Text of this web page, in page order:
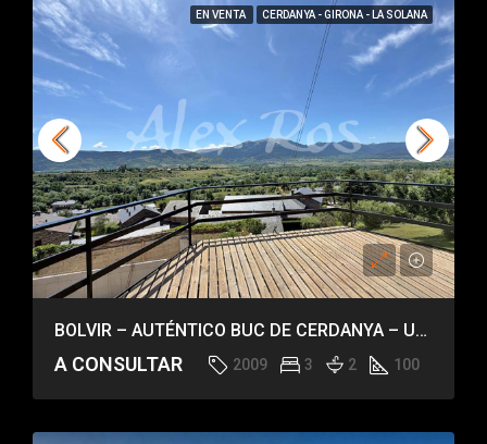
EN VENTA CERDANYA - GIRONA - LA SOLANA
BOLVIR – AUTÉNTICO BUC DE CERDANYA – UNA PIEZA IRREPETIBLE
A CONSULTAR 2009 3 2 100